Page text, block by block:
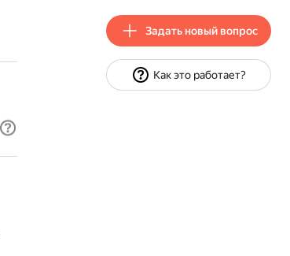
Задать новый вопрос
Как это работает?